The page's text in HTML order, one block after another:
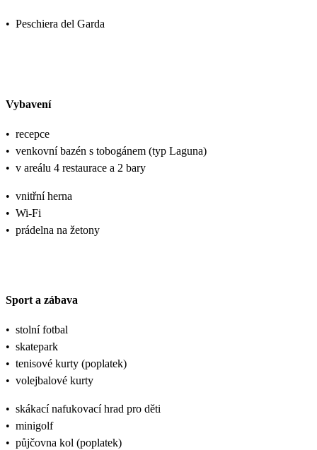
• Peschiera del Garda
Vybavení
• recepce
• venkovní bazén s tobogánem (typ Laguna)
• v areálu 4 restaurace a 2 bary
• vnitřní herna
• Wi-Fi
• prádelna na žetony
Sport a zábava
• stolní fotbal
• skatepark
• tenisové kurty (poplatek)
• volejbalové kurty
• skákací nafukovací hrad pro děti
• minigolf
• půjčovna kol (poplatek)